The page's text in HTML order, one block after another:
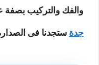
والفك والتركيب بصفة
جدة ستجدنا فى